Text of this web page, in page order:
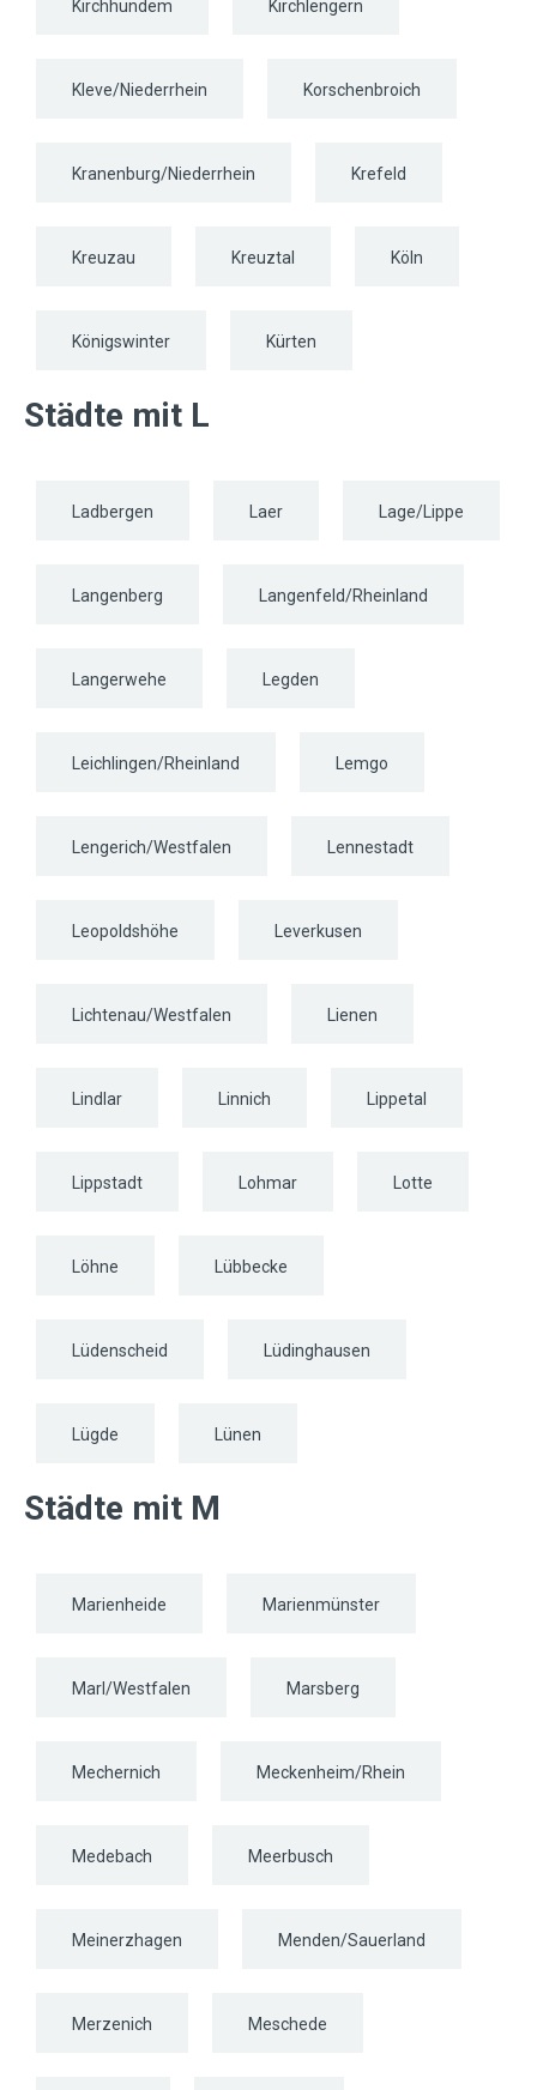
Kirchhundem Kirchlengern
Kleve/Niederrhein Korschenbroich
Kranenburg/Niederrhein Krefeld
Kreuzau Kreuztal Köln
Königswinter Kürten
Städte mit L
Ladbergen Laer Lage/Lippe
Langenberg Langenfeld/Rheinland
Langerwehe Legden
Leichlingen/Rheinland Lemgo
Lengerich/Westfalen Lennestadt
Leopoldshöhe Leverkusen
Lichtenau/Westfalen Lienen
Lindlar Linnich Lippetal
Lippstadt Lohmar Lotte
Löhne Lübbecke
Lüdenscheid Lüdinghausen
Lügde Lünen
Städte mit M
Marienheide Marienmünster
Marl/Westfalen Marsberg
Mechernich Meckenheim/Rhein
Medebach Meerbusch
Meinerzhagen Menden/Sauerland
Merzenich Meschede